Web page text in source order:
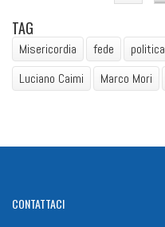
TAG
Misericordia fede politica
Luciano Caimi
Marco Mori
CONTATTACI